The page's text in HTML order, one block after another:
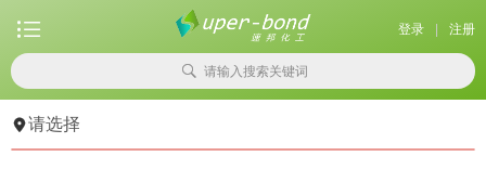
登录 注册

 请输入搜索关键词
请选择